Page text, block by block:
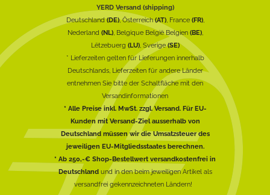
YERD Versand (shipping)
Deutschland(DE), Österreich(AT), France (FR),
Nederland (NL), Belgique België Belgien (BE),
Lëtzebuerg (LU), Sverige(SE)
* Lieferzeiten gelten für Lieferungen innerhalb
Deutschlands, Lieferzeiten für andere Länder
entnehmen Sie bitte der Schaltfläche mit den
Versandinformationen
* Alle Preise inkl. MwSt. zzgl. Versand. Für EU-
Kunden mit Versand-Ziel ausserhalb von
Deutschland müssen wir die Umsatzsteuer des
jeweiligen EU-Mitgliedsstaates berechnen.
* Ab 250,-€ Shop-Bestellwert versandkostenfrei in
Deutschlandund in den beim jeweiligen Artikel als
versandfrei gekennzeichneten Ländern!